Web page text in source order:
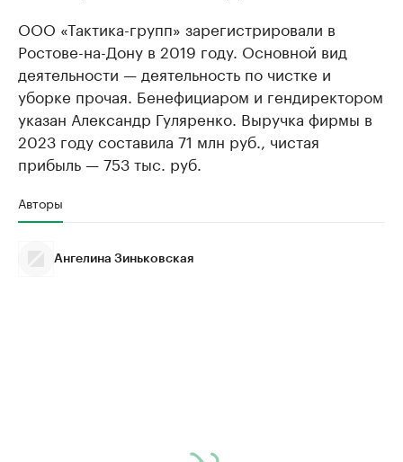
ООО «Тактика-групп» зарегистрировали в
Ростове-на-Дону в 2019 году. Основной вид
деятельности — деятельность по чистке и
уборке прочая. Бенефициаром и гендиректором
указан Александр Гуляренко. Выручка фирмы в
2023 году составила 71 млн руб., чистая
прибыль — 753 тыс. руб.
Авторы
Ангелина Зиньковская